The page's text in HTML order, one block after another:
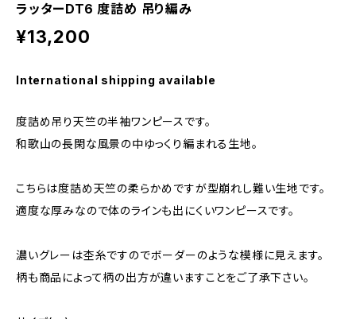
ラッターDT6 度詰め 吊り編み
¥13,200
International shipping available
度詰め吊り天竺の半袖ワンピースです。
和歌山の長閑な風景の中ゆっくり編まれる生地。
こちらは度詰め天竺の柔らかめですが型崩れし難い生地です。
適度な厚みなので体のラインも出にくいワンピースです。
濃いグレーは杢糸ですのでボーダーのような模様に見えます。
柄も商品によって柄の出方が違いますことをご了承下さい。